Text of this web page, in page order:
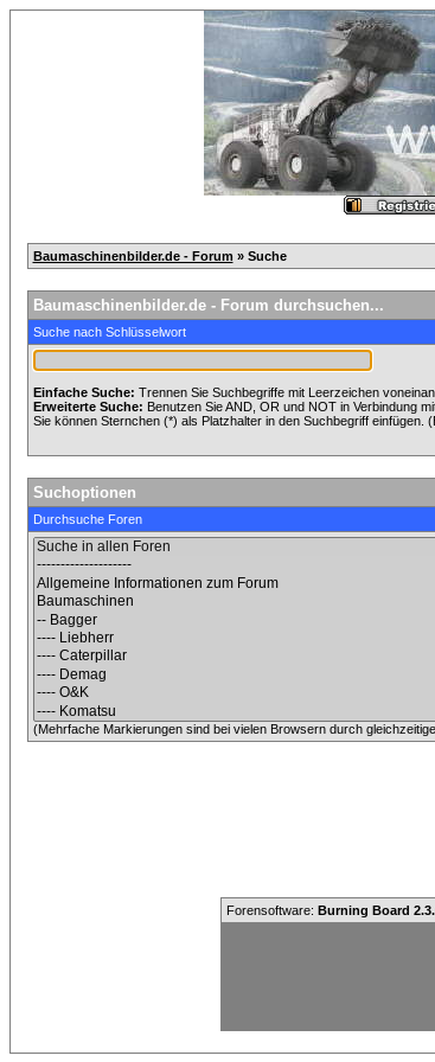
Baumaschinenbilder.de - Forum » Suche
Baumaschinenbilder.de - Forum durchsuchen...
Suche nach Schlüsselwort
Einfache Suche: Trennen Sie Suchbegriffe mit Leerzeichen
Erweiterte Suche: Benutzen Sie AND, OR und NOT in Verbindung
Sie können Sternchen (*) als Platzhalter in den Suchbegriff einfügen.
Suchoptionen
Durchsuche Foren
(Mehrfache Markierungen sind bei vielen Browsern durch
Forensoftware: Burning Board